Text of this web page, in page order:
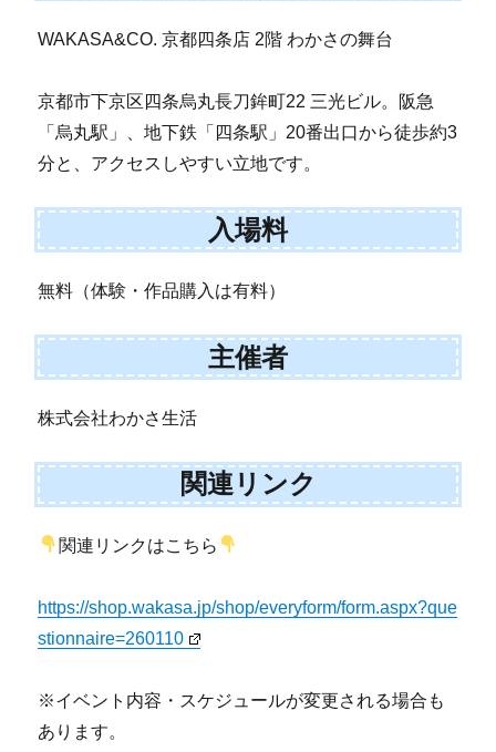
WAKASA&CO. 京都四条店 2階 わかさの舞台
京都市下京区四条烏丸長刀鉾町22 三光ビル。阪急
「烏丸駅」、地下鉄「四条駅」20番出口から徒歩約3
分と、アクセスしやすい立地です。
入場料
無料（体験・作品購入は有料）
主催者
株式会社わかさ生活
関連リンク
関連リンクはこちら
https://shop.wakasa.jp/shop/everyform/form.aspx?que
stionnaire=260110
※イベント内容・スケジュールが変更される場合も
あります。